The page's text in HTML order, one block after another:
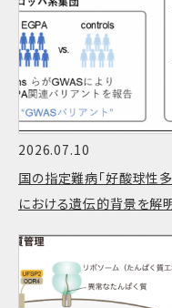
2026.07.10
国の指定難病「好酸球性
における遺伝的背景を解